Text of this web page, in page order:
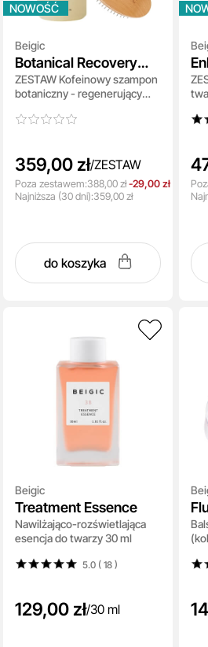
NOWOŚĆ
Beigic
Botanical Recovery
Caffeine Shampoo +
Scalp Massage Hair
Brush
ZESTAW Kofeinowy szampon
botaniczny - regenerujący
skóry głowy 1 szt
359,00 zł/ZESTAW
Poza zestawem:388,00 zł-29,00 zł
Najniższa (30 dni):359,00 zł
do koszyka
Beigic
Treatment Essence
Nawilżająco-rozświetlająca
esencja do twarzy 30 ml
5.0 ( 18)
129,00 zł/30 ml